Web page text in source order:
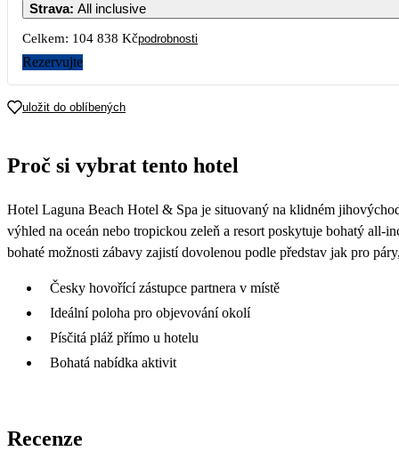
Strava: All inclusive
Celkem: 104 838 Kčpodrobnosti
Rezervujte
uložit do oblíbených
Proč si vybrat tento hotel
Hotel Laguna Beach Hotel & Spa je situovaný na klidném
výhled na oceán nebo tropickou zeleň a resort poskytuje bohatý all-
bohaté možnosti zábavy zajistí dovolenou podle představ jak pro
Česky hovořící zástupce partnera v místě
Ideální poloha pro objevování okolí
Písčitá pláž přímo u hotelu
Bohatá nabídka aktivit
Recenze